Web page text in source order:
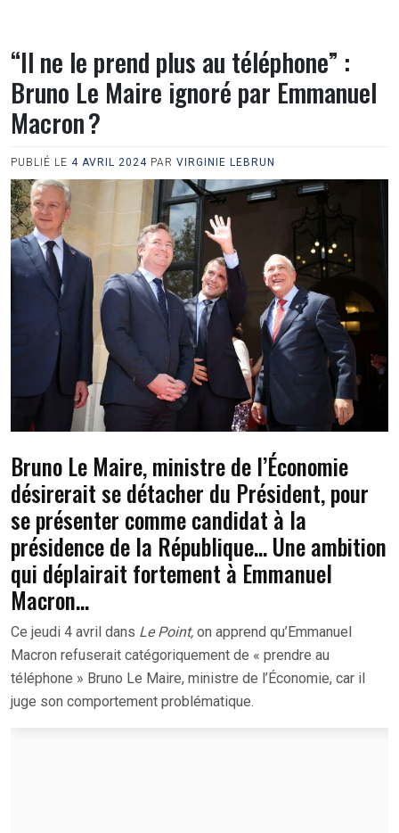
“Il ne le prend plus au téléphone” :
Bruno Le Maire ignoré par Emmanuel
Macron ?
PUBLIÉ LE 4 AVRIL 2024 PAR VIRGINIE LEBRUN
Bruno Le Maire, ministre de l’Économie
désirerait se détacher du Président, pour
se présenter comme candidat à la
présidence de la République… Une ambition
qui déplairait fortement à Emmanuel
Macron…
Ce jeudi 4 avril dans Le Point, on apprend qu’Emmanuel
Macron refuserait catégoriquement de « prendre au
téléphone » Bruno Le Maire, ministre de l’Économie, car il
juge son comportement problématique.